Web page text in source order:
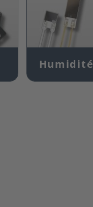
Humidité